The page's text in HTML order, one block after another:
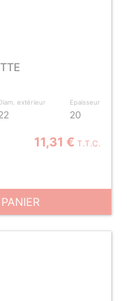
extérieur Epaisseur
20
11,31 € T.T.C.